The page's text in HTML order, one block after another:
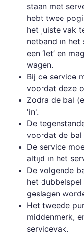
staan met
hebt twee
het juiste vak
netband in het
een ‘let’ en
wagen.
Bij de service
voordat deze
Zodra de bal
'in'.
De
voordat de
De service
altijd in het
De volgende
het
geslagen
Het tweede
middenmerk,
servicevak.